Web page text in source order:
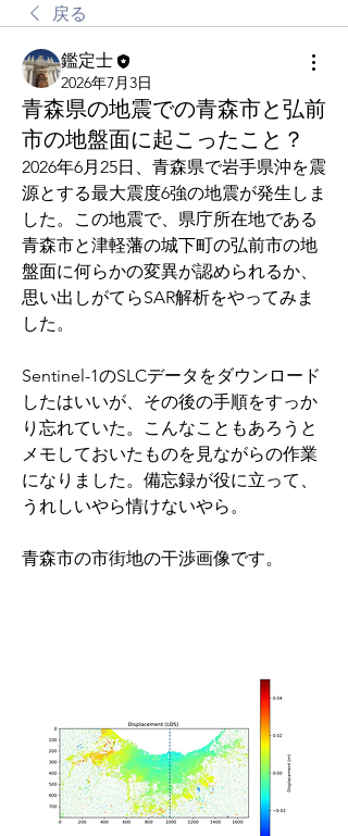
戻る
鑑定士
2026年7月3日
青森県の地震での青森市と弘前
市の地盤面に起こったこと？
2026年6月25日、青森県で岩手県沖を震
源とする最大震度6強の地震が発生しま
した。この地震で、県庁所在地である
青森市と津軽藩の城下町の弘前市の地
盤面に何らかの変異が認められるか、
思い出しがてらSAR解析をやってみま
した。
Sentinel-1のSLCデータをダウンロード
したはいいが、その後の手順をすっか
り忘れていた。こんなこともあろうと
メモしておいたものを見ながらの作業
になりました。備忘録が役に立って、
うれしいやら情けないやら。
青森市の市街地の干渉画像です。